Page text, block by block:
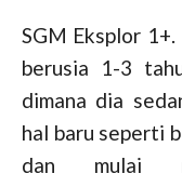
SGM Eksplor
berusia 1-3
dimana dia
hal baru seperti
dan mulai